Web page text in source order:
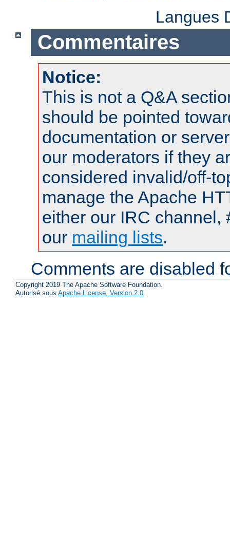
Langues
Commentaires
Notice:
This is not a Q&A
should be pointed
documentation or
our moderators if they
considered invalid/off-
manage the Apache
either our IRC channel,
our mailing lists.
Comments are disabled
Copyright 2019 The Apache Software Foundation.
Autorisé sous Apache License, Version 2.0